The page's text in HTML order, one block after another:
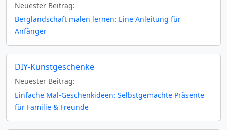
Neuester Beitrag:
Berglandschaft malen lernen: Eine Anleitung für
Anfänger
DIY-Kunstgeschenke
Neuester Beitrag:
Einfache Mal-Geschenkideen: Selbstgemachte Präsente
für Familie & Freunde